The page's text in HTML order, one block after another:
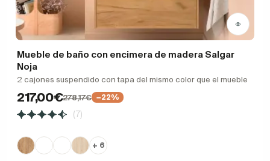
Mueble de baño con encimera de madera Salgar
Noja
2 cajones suspendido con tapa del mismo color que el mueble
217,00€278,17€ −22%
(7)
+ 6